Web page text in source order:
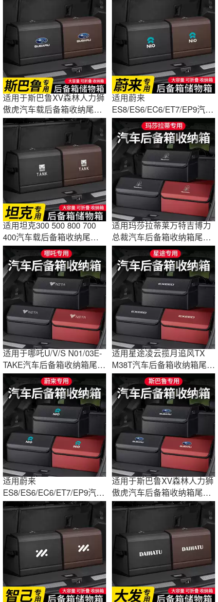
适用于斯巴鲁XV森林人力狮
傲虎汽车载后备箱收纳尾箱
储物盒装饰品
适用蔚来
ES8/ES6/EC6/ET7/EP9汽车
载后备箱收纳尾箱储物盒装
饰品
适用坦克300 500 800 700
400汽车载后备箱收纳尾箱
储物盒装饰品
适用玛莎拉蒂莱万特吉博力
总裁汽车后备箱收纳箱尾箱
储物盒装饰品
适用于哪吒U/V/S N01/03E-
TAKE汽车后备箱收纳箱尾箱
储物盒装饰品
适用星途凌云揽月追风TX
M38T汽车后备箱收纳箱尾箱
储物盒装饰品
适用蔚来
ES8/ES6/EC6/ET7/EP9汽车
后备箱收纳箱尾箱储物盒装
适用于斯巴鲁XV森林人力狮
傲虎汽车后备箱收纳箱尾箱
储物盒装饰品